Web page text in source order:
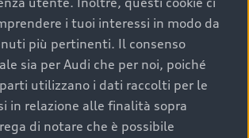
carrozzeria e degli interni: una
evidenzia cura e attenzione del
motore, trasmissione e
in ottimo stato garantiscono
e sicure.
i tuoi interessi in modo da
più pertinenti. Il consenso
sia per Audi che per noi, poiché
utilizzano i dati raccolti per le
in relazione alle finalità sopra
di notare che è possibile